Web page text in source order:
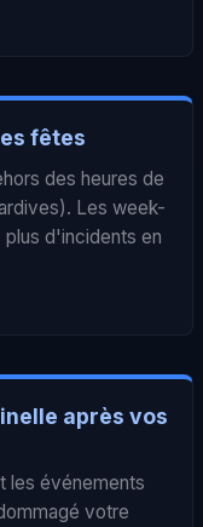
fêtes
des heures de
Les week-
d'incidents en
après vos
les événements
votre